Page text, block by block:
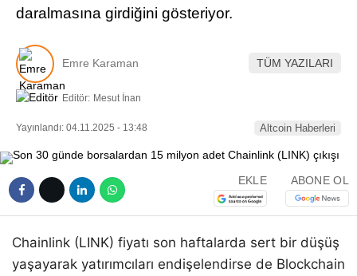
daralmasına girdiğini gösteriyor.
Emre Karaman TÜM YAZILARI
Editör: Mesut İnan
Yayınlandı: 04.11.2025 - 13:48 Altcoin Haberleri
EKLE ABONE OL
Chainlink (LINK) fiyatı son haftalarda sert bir düşüş
yaşayarak yatırımcıları endişelendirse de Blockchain